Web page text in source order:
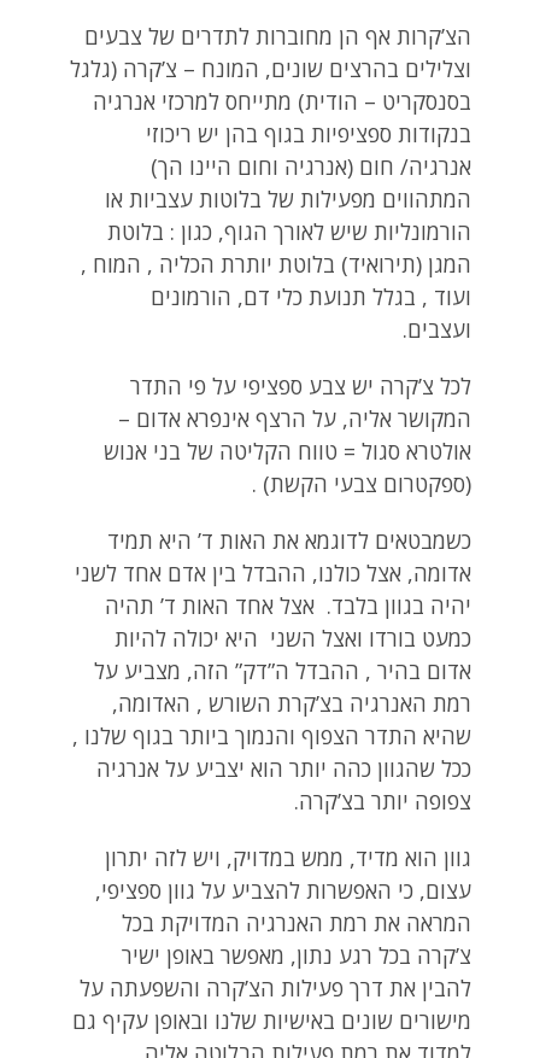
הצ’קרות אף הן מחוברות לתדרים של צבעים
וצלילים בהרצים שונים, המונח – צ’קרה (גלגל
בסנסקריט – הודית) מתייחס למרכזי אנרגיה
בנקודות ספציפיות בגוף בהן יש ריכוזי
אנרגיה/ חום (אנרגיה וחום היינו הך)
המתהווים מפעילות של בלוטות עצביות או
הורמונליות שיש לאורך הגוף, כגון : בלוטת
המגן (תירואיד) בלוטת יותרת הכליה , המוח ,
ועוד , בגלל תנועת כלי דם, הורמונים
ועצבים.
לכל צ’קרה יש צבע ספציפי על פי התדר
המקושר אליה, על הרצף אינפרא אדום –
אולטרא סגול = טווח הקליטה של בני אנוש
(ספקטרום צבעי הקשת) .
כשמבטאים לדוגמא את האות ד’ היא תמיד
אדומה, אצל כולנו, ההבדל בין אדם אחד לשני
יהיה בגוון בלבד. אצל אחד האות ד’ תהיה
כמעט בורדו ואצל השני היא יכולה להיות
אדום בהיר , ההבדל ה”דק” הזה, מצביע על
רמת האנרגיה בצ’קרת השורש , האדומה,
שהיא התדר הצפוף והנמוך ביותר בגוף שלנו ,
ככל שהגוון כהה יותר הוא יצביע על אנרגיה
צפופה יותר בצ’קרה.
גוון הוא מדיד, ממש במדויק, ויש לזה יתרון
עצום, כי האפשרות להצביע על גוון ספציפי,
המראה את רמת האנרגיה המדויקת בכל
צ’קרה בכל רגע נתון, מאפשר באופן ישיר
להבין את דרך פעילות הצ’קרה והשפעתה על
מישורים שונים באישיות שלנו ובאופן עקיף גם